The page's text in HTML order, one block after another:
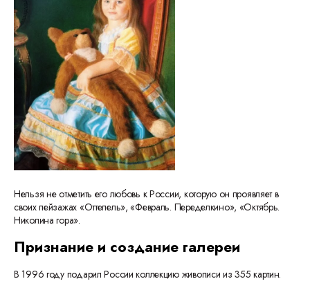
Нельзя не отметить его любовь к России, которую он проявляет в
своих пейзажах «Оттепель», «Февраль. Переделкино», «Октябрь.
Николина гора».
Признание и создание галереи
В 1996 году подарил России коллекцию живописи из 355 картин.